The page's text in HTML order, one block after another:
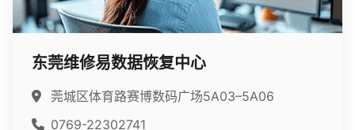
东莞维修易数据恢复中心
莞城区体育路赛博数码广场5A03–5A06
0769-22302741